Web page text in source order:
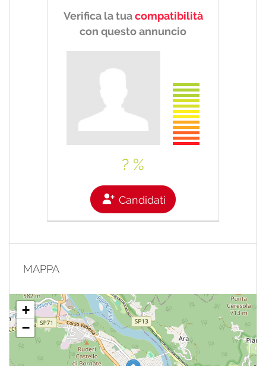
Verifica la tuacompatibilità
con questo annuncio
? %
Candidati
MAPPA
+
−